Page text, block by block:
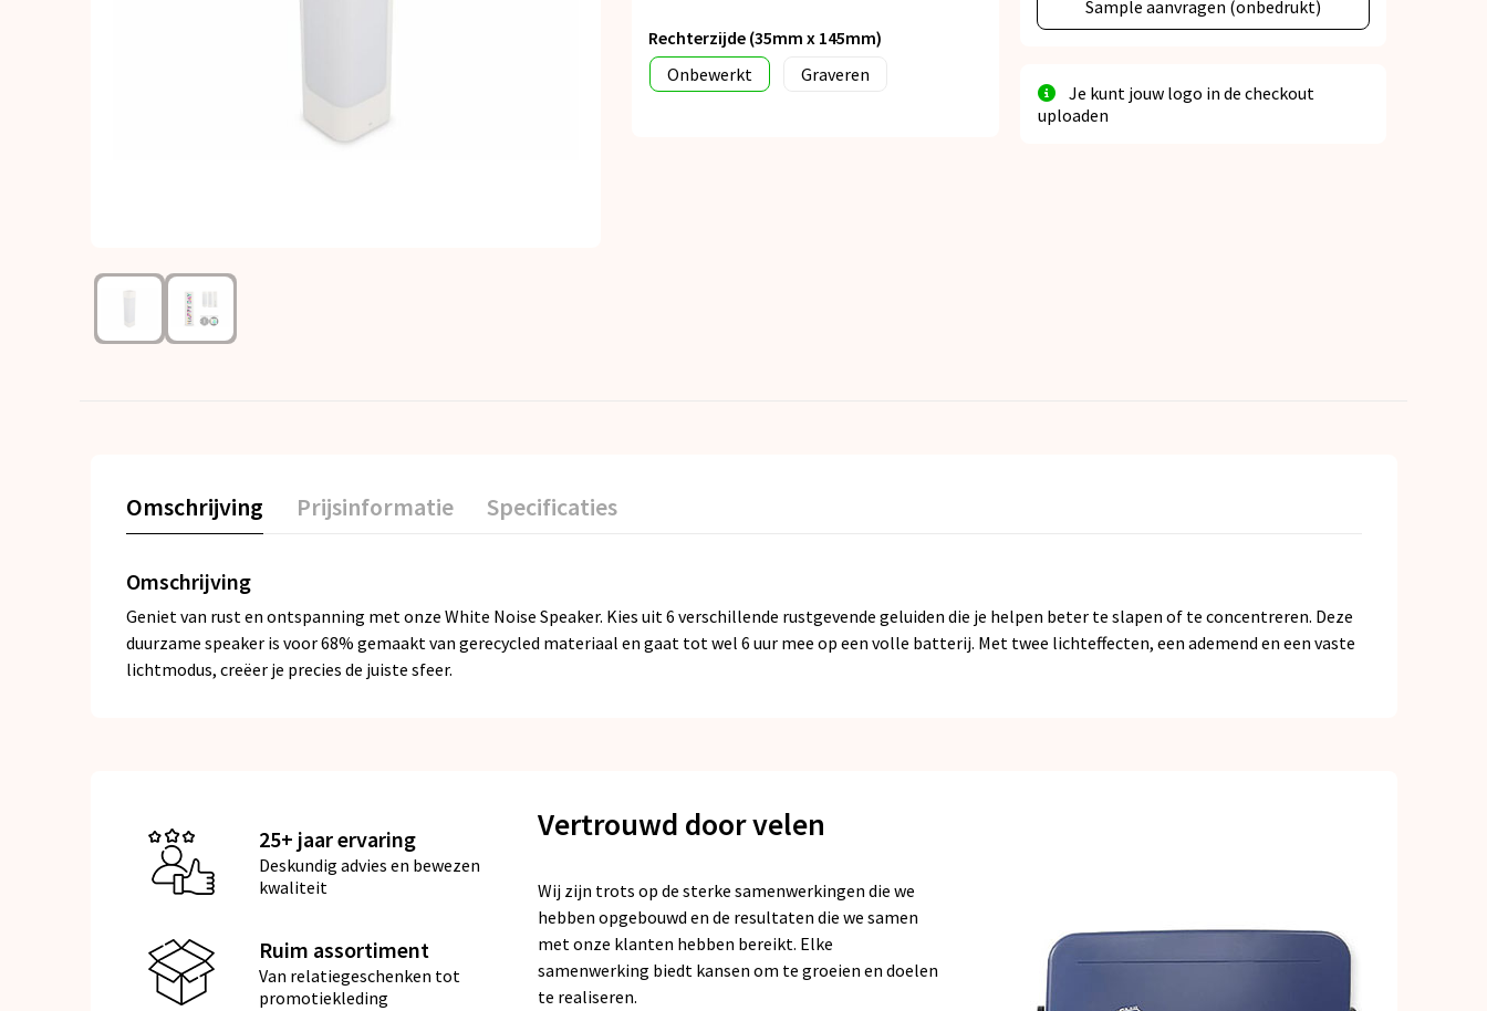
Rechterzijde (35mm x 145mm)
Onbewerkt
Graveren
Sample aanvragen (onbedrukt)
Je kunt jouw logo in de checkout
uploaden
Omschrijving Prijsinformatie Specificaties
Omschrijving
Geniet van rust en ontspanning met onze White Noise Speaker. Kies uit 6 verschillende rustgevende geluiden die je helpen beter te slapen of te concentreren. Deze
duurzame speaker is voor 68% gemaakt van gerecycled materiaal en gaat tot wel 6 uur mee op een volle batterij. Met twee lichteffecten, een ademend en een vaste
lichtmodus, creëer je precies de juiste sfeer.
25+ jaar ervaring
Deskundig advies en bewezen
kwaliteit
Ruim assortiment
Van relatiegeschenken tot
promotiekleding
Vertrouwd door velen
Wij zijn trots op de sterke samenwerkingen die we
hebben opgebouwd en de resultaten die we samen
met onze klanten hebben bereikt. Elke
samenwerking biedt kansen om te groeien en doelen
te realiseren.